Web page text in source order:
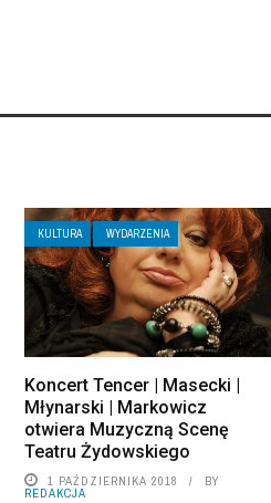
KULTURA WYDARZENIA
Koncert Tencer | Masecki |
Młynarski | Markowicz
otwiera Muzyczną Scenę
Teatru Żydowskiego
1 PAŹDZIERNIKA 2018 BY
REDAKCJA